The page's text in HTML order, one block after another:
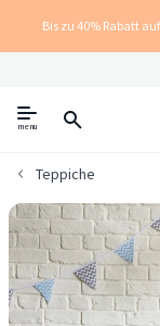
Bis zu 40% Rabatt
menu
Teppiche